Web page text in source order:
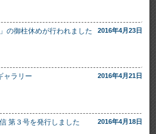
の御柱休めが行われました 2016年4月23日
ャラリー 2016年4月21日
第３号を発行しました 2016年4月18日